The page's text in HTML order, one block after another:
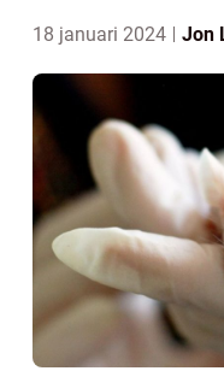
18 januari 2024 Jon